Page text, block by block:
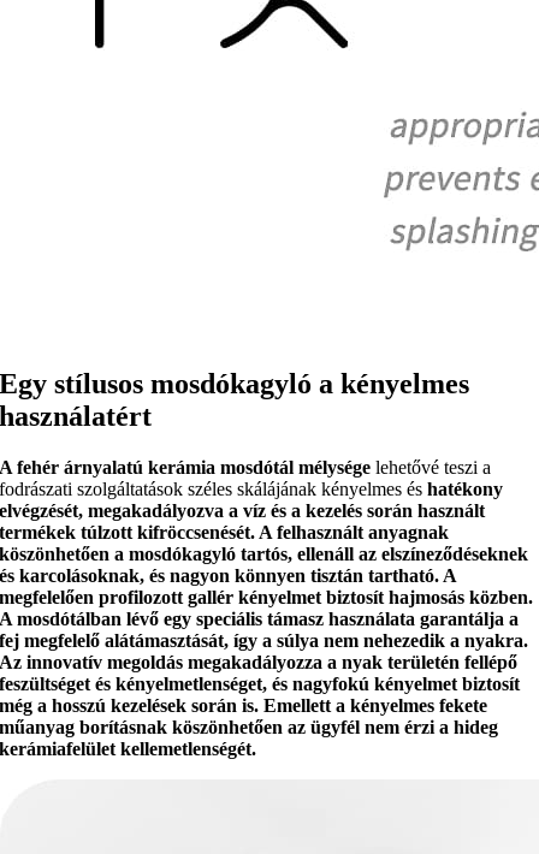
Egy stílusos mosdókagyló a kényelmes
használatért
A fehér árnyalatú kerámia mosdótál mélysége lehetővé teszi a
fodrászati szolgáltatások széles skálájának kényelmes éshatékony
elvégzését, megakadályozva a víz és a kezelés során használt
termékek túlzott kifröccsenését. A felhasznált anyagnak
köszönhetően a mosdókagylótartós, ellenáll az elszíneződéseknek
és karcolásoknak, és nagyon könnyen tisztán tartható. A
megfelelően profilozott gallér kényelmet biztosít hajmosás közben.
A mosdótálban lévőegy speciális támasz használata garantálja a
fej megfelelő alátámasztását, így a súlya nem nehezedik a nyakra.
Az innovatív megoldás megakadályozza a nyak területén fellépő
feszültséget és kényelmetlenséget, ésnagyfokú kényelmet biztosít
még a hosszú kezelések során is. Emellett akényelmes fekete
műanyag borításnak köszönhetően az ügyfél nem érzi a hideg
kerámiafelület kellemetlenségét.